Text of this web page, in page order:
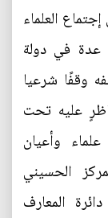
العلماء
عدة في دولة
وقفًا شرعيا
عليه تحت
وأعيان
الحسيني
المعارف